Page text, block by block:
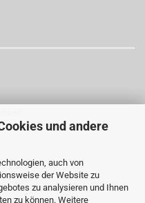
und andere
auch von
der Website zu
zu analysieren und Ihnen
zu können. Weitere